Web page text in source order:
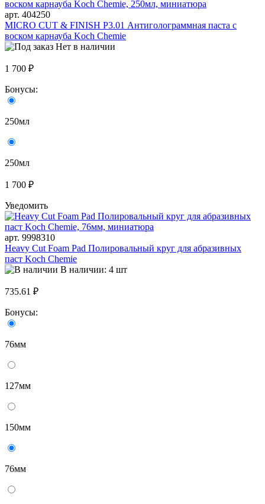
арт. 404250
MICRO CUT & FINISH P3.01 Антиголограммная паста с
воском карнауба Koch Chemie
Нет в наличии
1 700 ₽
Бонусы:
250мл
250мл
1 700 ₽
Уведомить
арт. 9998310
Heavy Cut Foam Pad Полировальный круг для абразивных
паст Koch Chemie
В наличии: 4 шт
735.61 ₽
Бонусы:
76мм
127мм
150мм
76мм